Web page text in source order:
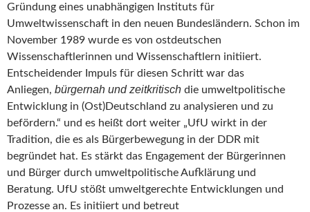
Gründung eines unabhängigen Instituts für
Umweltwissenschaft in den neuen Bundesländern. Schon im
November 1989 wurde es von ostdeutschen
Wissenschaftlerinnen und Wissenschaftlern initiiert.
Entscheidender Impuls für diesen Schritt war das
Anliegen, bürgernah und zeitkritisch die umweltpolitische
Entwicklung in (Ost)Deutschland zu analysieren und zu
befördern.“ und es heißt dort weiter „UfU wirkt in der
Tradition, die es als Bürgerbewegung in der DDR mit
begründet hat. Es stärkt das Engagement der Bürgerinnen
und Bürger durch umweltpolitische Aufklärung und
Beratung. UfU stößt umweltgerechte Entwicklungen und
Prozesse an. Es initiiert und betreut